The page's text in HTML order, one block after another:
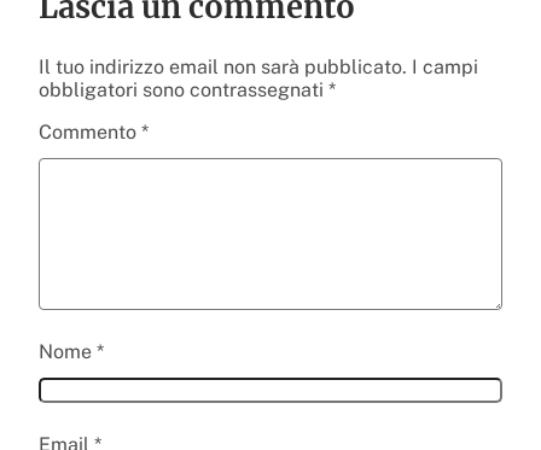
Il tuo indirizzo email non sarà pubblicato. I campi
obbligatori sono contrassegnati *
Commento *
Nome *
Email *